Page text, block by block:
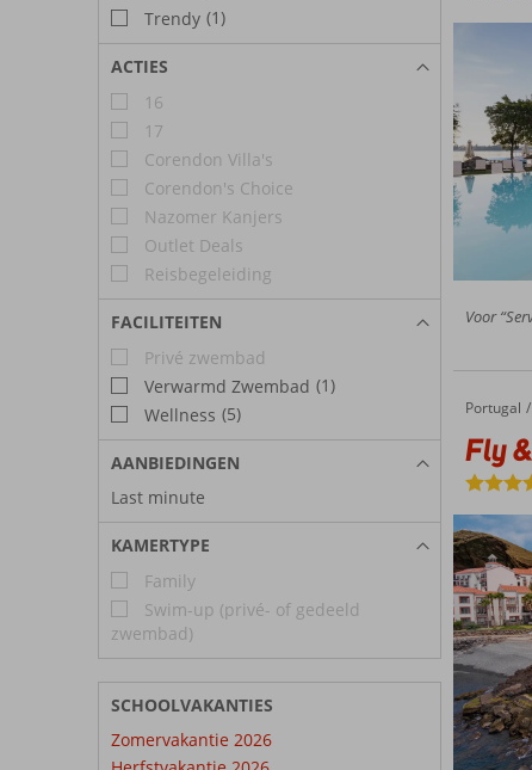
Trendy (1)
ACTIES
16
17
Corendon Villa's
Corendon's Choice
Nazomer Kanjers
Outlet Deals
Reisbegeleiding
FACILITEITEN
Privé zwembad
Verwarmd Zwembad (1)
Wellness (5)
AANBIEDINGEN
Last minute
KAMERTYPE
Family
Swim-up (privé- of gedeeld
zwembad)
SCHOOLVAKANTIES
Zomervakantie 2026
Voor
Home
Portugal
Fly & Go Hyatt Ziva Madeira
Fly